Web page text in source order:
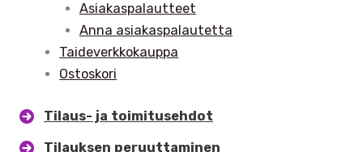
Asiakaspalautteet
Anna asiakaspalautetta
Taideverkkokauppa
Ostoskori
Tilaus- ja toimitusehdot
Tilauksen peruuttaminen